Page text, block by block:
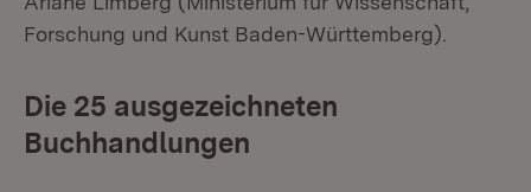
Forschung und Kunst Baden-Württemberg).
Die 25 ausgezeichneten
Buchhandlungen